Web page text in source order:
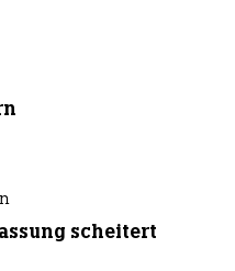
scheitert